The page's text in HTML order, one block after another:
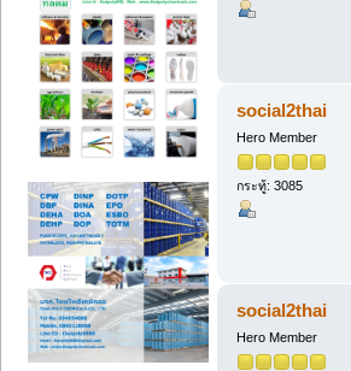
social2thai
Hero Member
กระทู้: 3085
social2thai
Hero Member